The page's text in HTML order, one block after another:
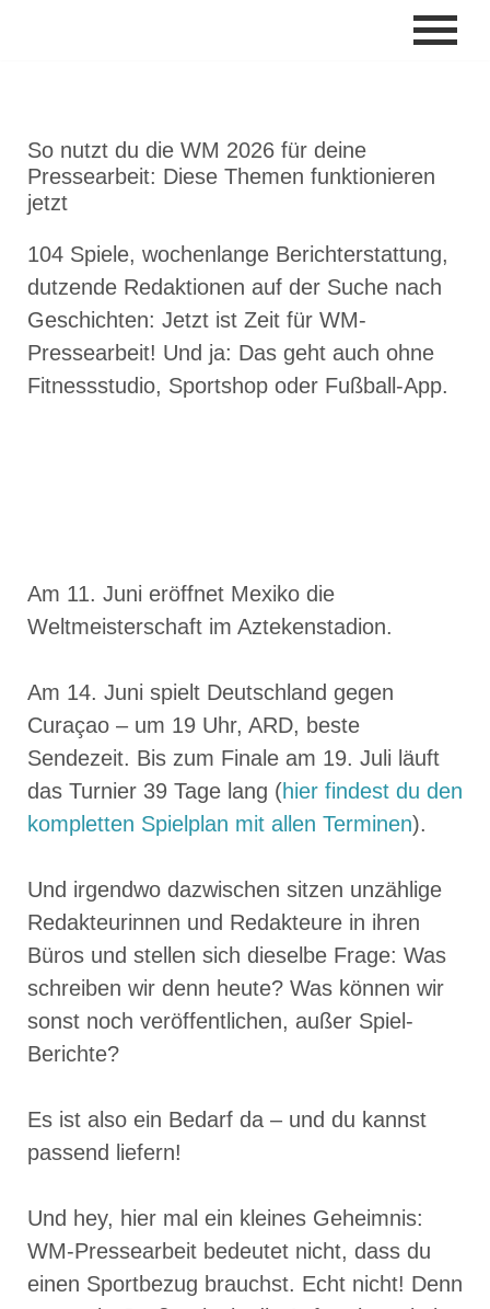
So nutzt du die WM 2026 für deine
Pressearbeit: Diese Themen funktionieren
jetzt
104 Spiele, wochenlange Berichterstattung,
dutzende Redaktionen auf der Suche nach
Geschichten: Jetzt ist Zeit für WM-
Pressearbeit! Und ja: Das geht auch ohne
Fitnessstudio, Sportshop oder Fußball-App.
Am 11. Juni eröffnet Mexiko die
Weltmeisterschaft im Aztekenstadion.
Am 14. Juni spielt Deutschland gegen
Curaçao – um 19 Uhr, ARD, beste
Sendezeit. Bis zum Finale am 19. Juli läuft
das Turnier 39 Tage lang (hier findest du den
kompletten Spielplan mit allen Terminen).
Und irgendwo dazwischen sitzen unzählige
Redakteurinnen und Redakteure in ihren
Büros und stellen sich dieselbe Frage: Was
schreiben wir denn heute? Was können wir
sonst noch veröffentlichen, außer Spiel-
Berichte?
Es ist also ein Bedarf da – und du kannst
passend liefern!
Und hey, hier mal ein kleines Geheimnis:
WM-Pressearbeit bedeutet nicht, dass du
einen Sportbezug brauchst. Echt nicht! Denn